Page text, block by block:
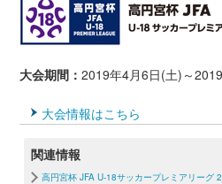
大会期間：2019年4月6日(土)～
大会情報はこちら
関連情報
高円宮杯 JFA U-18サッカープレミアリーグ